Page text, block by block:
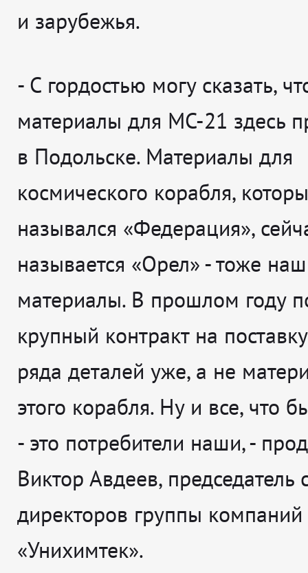
и зарубежья.
- С гордостью могу сказать,
материалы для МС-21 здесь
в Подольске. Материалы для
космического корабля,
назывался «Федерация»,
называется «Орел» - тоже
материалы. В прошлом году
крупный контракт на
ряда деталей уже, а не
этого корабля. Ну и все, что
- это потребители наши, -
Виктор Авдеев, председатель
директоров группы компаний
«Унихимтек».